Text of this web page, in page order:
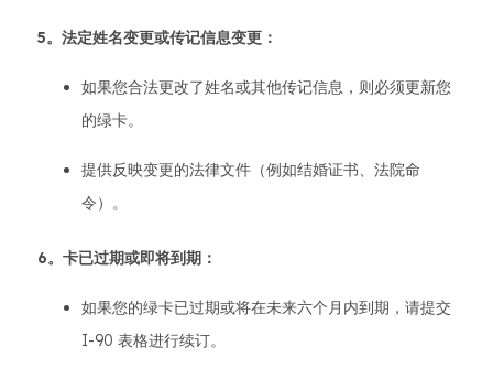
5。法定姓名变更或传记信息变更：
如果您合法更改了姓名或其他传记信息，则必须更新您
的绿卡。
提供反映变更的法律文件（例如结婚证书、法院命
令）。
6。卡已过期或即将到期：
如果您的绿卡已过期或将在未来六个月内到期，请提交
I-90 表格进行续订。